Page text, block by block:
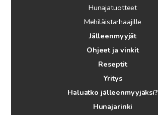
Hunajatuotteet
Mehiläistarhaajille
Jälleenmyyjät
Ohjeet ja vinkit
Reseptit
Yritys
Haluatko jälleenmyyjäksi?
Hunajarinki